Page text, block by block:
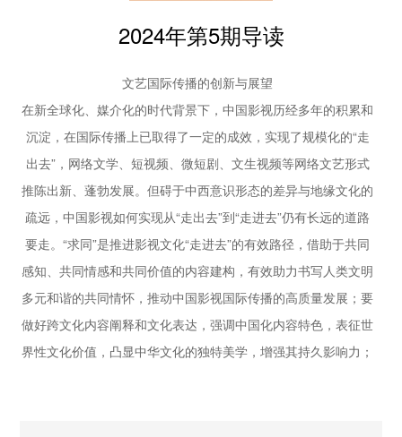
2024年第5期导读
文艺国际传播的创新与展望
在新全球化、媒介化的时代背景下，中国影视历经多年的积累和
沉淀，在国际传播上已取得了一定的成效，实现了规模化的“走
出去”，网络文学、短视频、微短剧、文生视频等网络文艺形式
推陈出新、蓬勃发展。但碍于中西意识形态的差异与地缘文化的
疏远，中国影视如何实现从“走出去”到“走进去”仍有长远的道路
要走。“求同”是推进影视文化“走进去”的有效路径，借助于共同
感知、共同情感和共同价值的内容建构，有效助力书写人类文明
多元和谐的共同情怀，推动中国影视国际传播的高质量发展；要
做好跨文化内容阐释和文化表达，强调中国化内容特色，表征世
界性文化价值，凸显中华文化的独特美学，增强其持久影响力；